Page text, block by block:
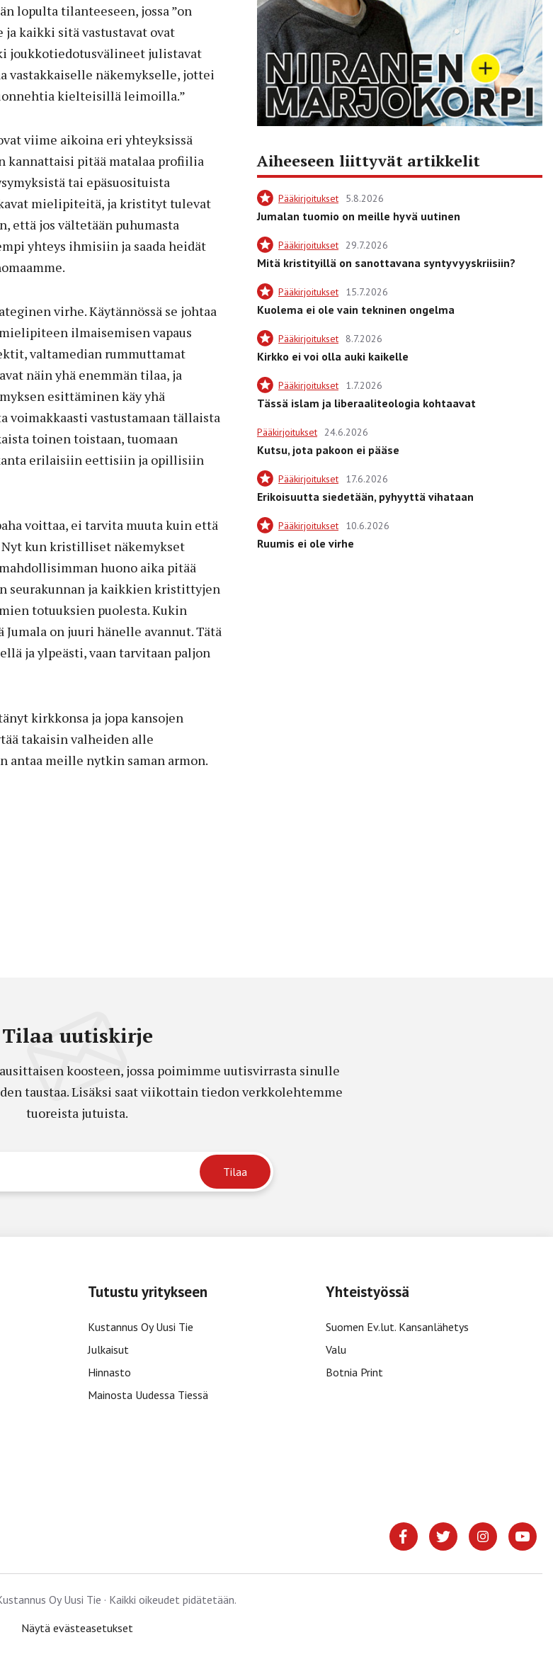
lopulta tilanteeseen, jossa ”on
kaikki sitä vastustavat ovat
joukkotiedotusvälineet julistavat
vastakkaiselle näkemykselle, jottei
kielteisillä leimoilla.”
viime aikoina eri yhteyksissä
kannattaisi pitää matalaa profiilia
tai epäsuosituista
mielipiteitä, ja kristityt tulevat
että jos vältetään puhumasta
yhteys ihmisiin ja saada heidät
virhe. Käytännössä se johtaa
ilmaisemisen vapaus
valtamedian rummuttamat
näin yhä enemmän tilaa, ja
esittäminen käy yhä
voimakkaasti vastustamaan tällaista
toinen toistaan, tuomaan
erilaisiin eettisiin ja opillisiin
voittaa, ei tarvita muuta kuin että
Nyt kun kristilliset näkemykset
huono aika pitää
seurakunnan ja kaikkien kristittyjen
totuuksien puolesta. Kukin
on juuri hänelle avannut. Tätä
ja ylpeästi, vaan tarvitaan paljon
kirkkonsa ja jopa kansojen
takaisin valheiden alle
antaa meille nytkin saman armon.
Aiheeseen liittyvät artikkelit
Pääkirjoitukset 5.8.2026
Jumalan tuomio on meille hyvä uutinen
Pääkirjoitukset 29.7.2026
Mitä kristityillä on sanottavana syntyvyyskriisiin?
Pääkirjoitukset 15.7.2026
Kuolema ei ole vain tekninen ongelma
Pääkirjoitukset 8.7.2026
Kirkko ei voi olla auki kaikelle
Pääkirjoitukset 1.7.2026
Tässä islam ja liberaaliteologia kohtaavat
Pääkirjoitukset 24.6.2026
Kutsu, jota pakoon ei pääse
Pääkirjoitukset 17.6.2026
Erikoisuutta siedetään, pyhyyttä vihataan
Pääkirjoitukset 10.6.2026
Ruumis ei ole virhe
Tilaa uutiskirje
koosteen, jossa poimimme uutisvirrasta sinulle
taustaa. Lisäksi saat viikottain tiedon verkkolehtemme
tuoreista jutuista.
Tutustu yritykseen
Kustannus Oy Uusi Tie
Julkaisut
Hinnasto
Mainosta Uudessa Tiessä
Yhteistyössä
Suomen Ev.lut. Kansanlähetys
Valu
Botnia Print
Oy Uusi Tie · Kaikki oikeudet pidätetään.
Näytä evästeasetukset